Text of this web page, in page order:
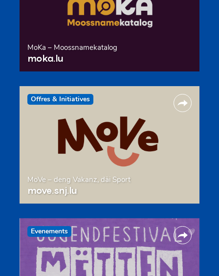
MoKa – Moossnamekatalog
moka.lu
Offres & Initiatives
MoVe – deng Vakanz, däi Sport
move.snj.lu
Evenements